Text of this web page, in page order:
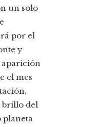
un solo
por el
y
el mes
brillo del
planeta